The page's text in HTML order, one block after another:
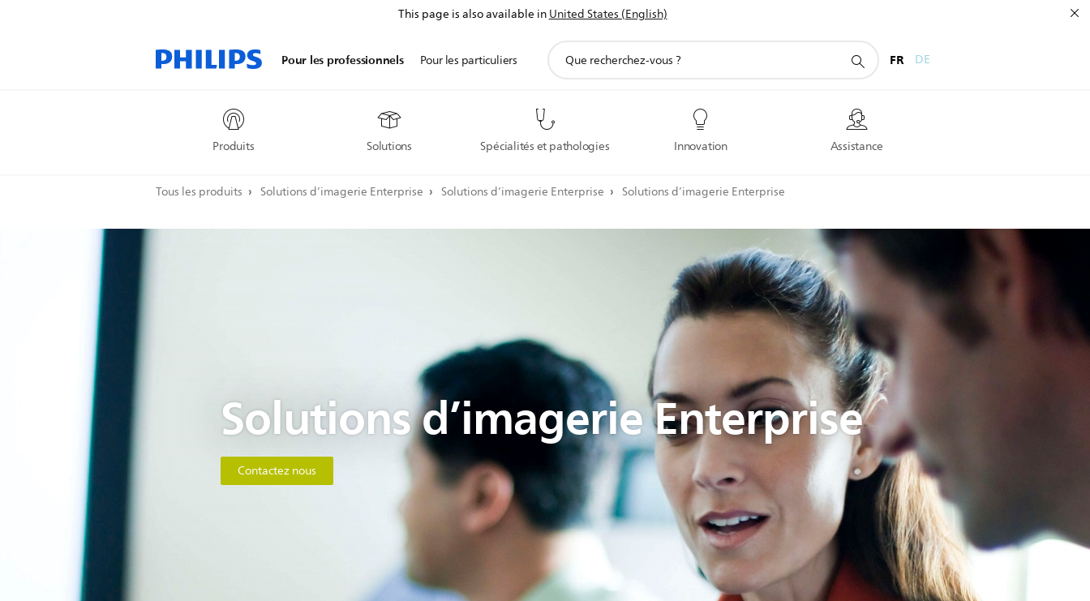
This page is also available inUnited States (English)
Pour les professionnels
Produits Solutions Spécialités et pathologies Innovation Assistance
Pour les particuliers
recherche
FR DE
Tous les produits Solutions d’imagerie Enterprise Solutions d’imagerie Enterprise Solutions d’imagerie Enterprise
Solutions d’imagerie Enterprise
Contactez nous